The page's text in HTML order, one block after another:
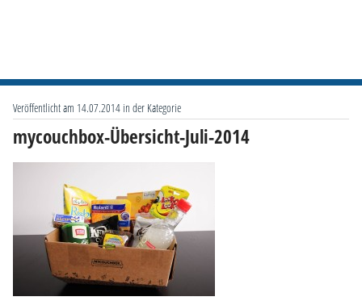
Veröffentlicht am 14.07.2014 in der Kategorie
mycouchbox-Übersicht-Juli-2014